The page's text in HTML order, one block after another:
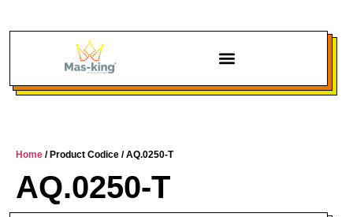
Home / Product Codice / AQ.0250-T
AQ.0250-T